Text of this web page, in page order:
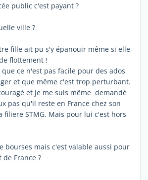
public c'est payant ?
ville ?
fille ait pu s'y épanouir même si elle
flottement !
ce n'est pas facile pour des ados
et que même c'est trop perturbant.
et je me suis même demandé
pas qu'il reste en France chez son
filiere STMG. Mais pour lui c'est hors
bourses mais c'est valable aussi pour
France ?